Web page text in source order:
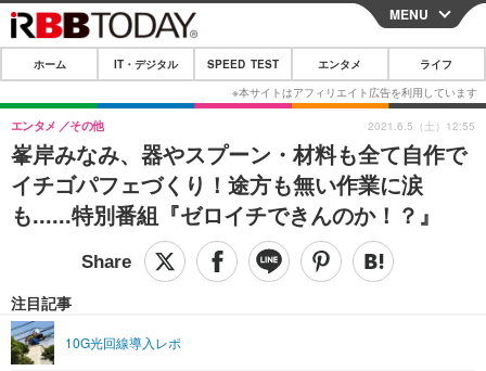
CLOSE
ホーム
IT・デジタル
IT・デジタルTOP スマートフォン
ネタ ガジェット・ツール
ショッピング その他
SPEED TEST
エンタメ
エンタメTOP 映画・ドラマ
音楽
ペット
リリース一覧
プッシュ通知の停止方法
MENU
ホーム IT・デジタル SPEED TEST エンタメ ライフ
峯岸みなみ、器やスプーン・材料も全て自作で
イチゴパフェづくり！途方も無い作業に涙
も......特別番組『ゼロイチできんのか！？』
エンタメ その他
注目記事
10G光回線導入レポ
2021.6.5（土）12:55